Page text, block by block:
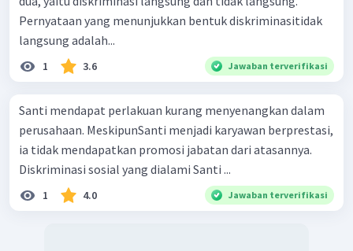
Pernyataan yang menunjukkan bentuk diskriminasitidak
langsung adalah...
1 3.6 Jawaban terverifikasi
Santi mendapat perlakuan kurang menyenang­kan dalam
perusahaan. MeskipunSanti menjadi karyawan berprestasi,
ia tidak mendapatkan promosi jabatan dari atasannya.
Diskriminasi sosial yang dialami Santi ...
1 4.0 Jawaban terverifikasi